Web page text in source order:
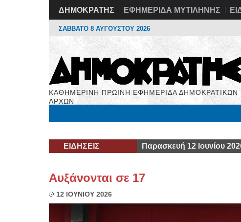
ΔΗΜΟΚΡΑΤΗΣ ΕΦΗΜΕΡΙΔΑ ΜΥΤΙΛΗΝΗΣ
ΣΑΒΒΑΤΟ 8 ΑΥΓΟΥΣΤΟΥ 2026
ΚΑΘΗΜΕΡΙΝΗ ΠΡΩΙΝΗ ΕΦΗΜΕΡΙΔΑ ΔΗΜΟΚΡΑΤΙΚΩΝ
ΑΡΧΩΝ
ΕΙΔΗΣΕΙΣ Παρασκευή 12 Ιουνίου
Αυξάνονται σε 17
12 ΙΟΥΝΙΟΥ 2026